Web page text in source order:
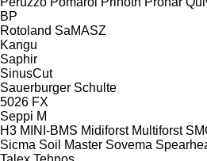
BP
Rotoland SaMASZ
Kangu
Saphir
SinusCut
Sauerburger Schulte
5026 FX
Seppi M
H3 MINI-BMS Midiforst Multiforst
Sicma Soil Master Sovema